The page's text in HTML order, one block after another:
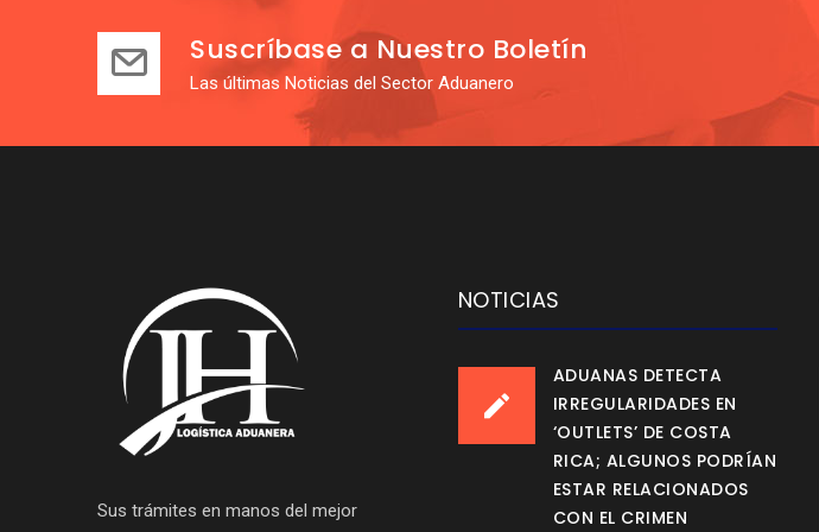
Suscríbase a Nuestro Boletín
Las últimas Noticias del Sector Aduanero
Sus trámites en manos del mejor
NOTICIAS
ADUANAS DETECTA
IRREGULARIDADES EN
‘OUTLETS’ DE COSTA
RICA; ALGUNOS PODRÍAN
ESTAR RELACIONADOS
CON EL CRIMEN